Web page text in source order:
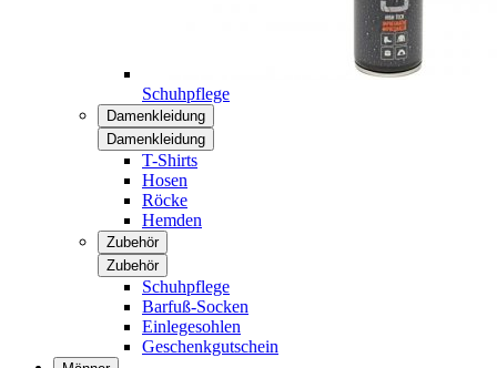
Schuhpflege
Damenkleidung
Damenkleidung
T-Shirts
Hosen
Röcke
Hemden
Zubehör
Zubehör
Schuhpflege
Barfuß-Socken
Einlegesohlen
Geschenkgutschein